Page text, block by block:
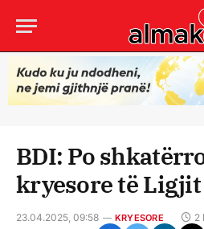
BDI: Po
kryesore të
23.04.2025, 09:58 KRYESORE 2